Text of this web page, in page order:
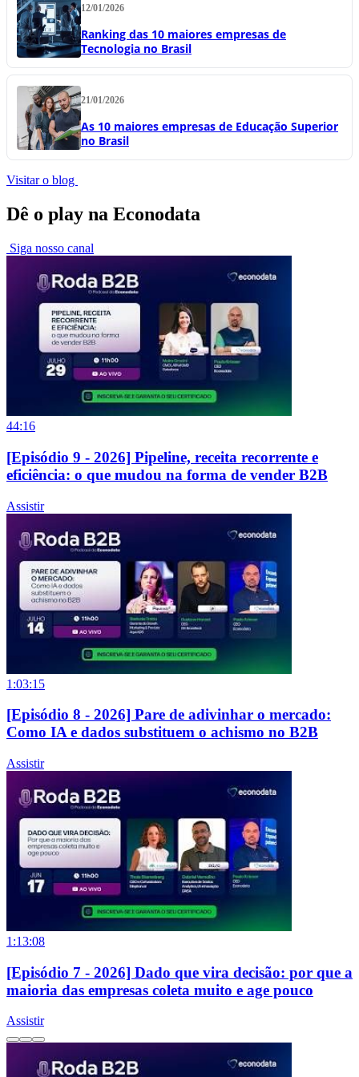
12/01/2026
Ranking das 10 maiores empresas de
Tecnologia no Brasil
21/01/2026
As 10 maiores empresas de Educação Superior
no Brasil
Visitar o blog
Dê o play na Econodata
Siga nosso canal
44:16
[Episódio 9 - 2026] Pipeline, receita recorrente e
eficiência: o que mudou na forma de vender B2B
Assistir
1:03:15
[Episódio 8 - 2026] Pare de adivinhar o mercado:
Como IA e dados substituem o achismo no B2B
Assistir
1:13:08
[Episódio 7 - 2026] Dado que vira decisão: por que a
maioria das empresas coleta muito e age pouco
Assistir